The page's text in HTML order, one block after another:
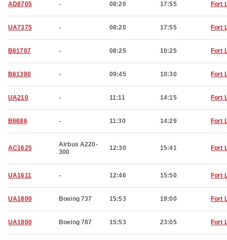
AD8705 - 08:20 17:55 Fort
UA7375 - 08:20 17:55 Fort
B61707 - 08:25 10:25 Fort
B61380 - 09:45 10:30 Fort
UA210 - 11:11 14:15 Fort
B6686 - 11:30 14:29 Fort
AC1625
Airbus A220-
300
12:30 15:41 Fort
UA1611 - 12:46 15:50 Fort
UA1800 Boeing 737 15:53 19:00 Fort
UA1800 Boeing 787 15:53 23:05 Fort